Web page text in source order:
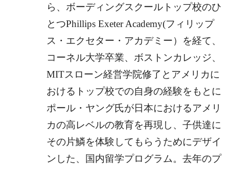
ら、 ボーディングスクールトップ校のひ
とつPhillips Exeter Academy(フィリップ
ス・エクセター・アカデミー） を経て、
コーネル大学卒業、ボストンカレッジ、
MITスローン経営学院修了とアメリカに
おけるトップ校での自身の経験をもとに
ポール・ヤング氏が日本におけるアメリ
カの高レベルの教育を再現し、子供達に
その片鱗を体験してもらうためにデザイ
ンした、国内留学プログラム。去年のプ